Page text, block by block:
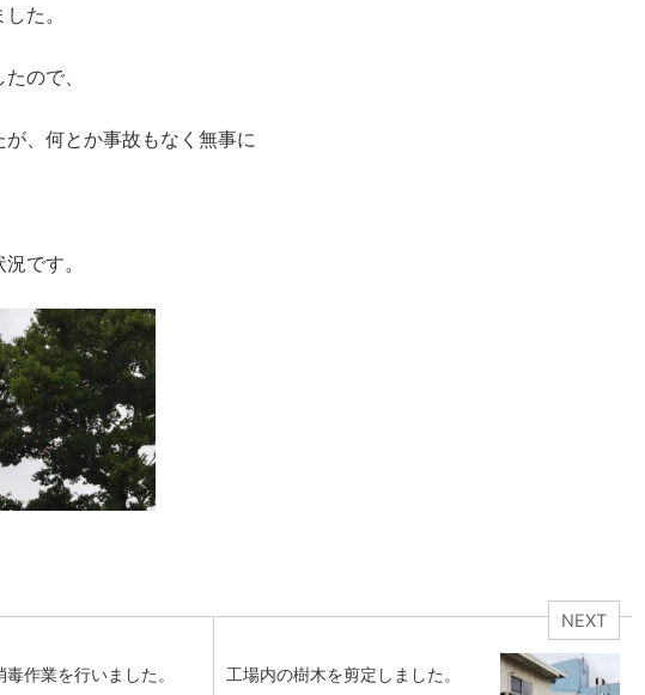
た。
ので、
、何とか事故もなく無事に
です。
毒作業を行いました。
NEXT
工場内の樹木を剪定しました。